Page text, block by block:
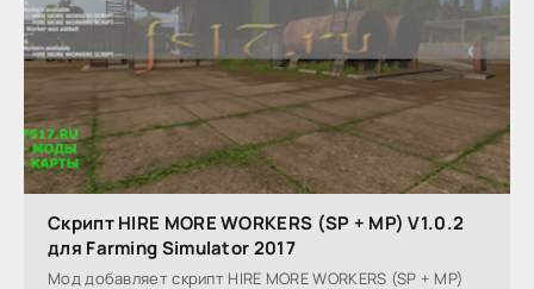
Скрипт HIRE MORE WORKERS (SP + MP) V1.0.2
для Farming Simulator 2017
Мод добавляет скрипт HIRE MORE WORKERS (SP + MP)